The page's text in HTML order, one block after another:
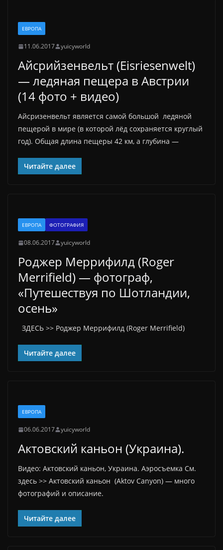
ЕВРОПА
11.06.2017 yuicyworld
Айсрийзенвельт (Eisriesenwelt)
— ледяная пещера в Австрии
(14 фото + видео)
Айсризенвельт является самой большой ледяной
пещерой в мире (в которой лёд сохраняется круглый
год). Общая длина пещеры 42 км, а глубина —
Читайте далее
ЕВРОПА ФОТОГРАФИЯ
08.06.2017 yuicyworld
Роджер Меррифилд (Roger
Merrifield) — фотограф,
«Путешествуя по Шотландии,
осень»
ЗДЕСЬ >> Роджер Меррифилд (Roger Merrifield)
Читайте далее
ЕВРОПА
06.06.2017 yuicyworld
Актовский каньон (Украина).
Видео: Актовский каньон, Украина. Аэросъемка См.
здесь >> Актовский каньон (Aktov Canyon) — много
фотографий и описание.
Читайте далее